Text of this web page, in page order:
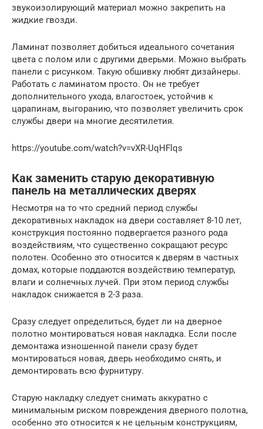
звукоизолирующий материал можно закрепить на
жидкие гвозди.
Ламинат позволяет добиться идеального сочетания
цвета с полом или с другими дверьми. Можно выбрать
панели с рисунком. Такую обшивку любят дизайнеры.
Работать с ламинатом просто. Он не требует
дополнительного ухода, влагостоек, устойчив к
царапинам, выгоранию, что позволяет увеличить срок
службы двери на многие десятилетия.
https://youtube.com/watch?v=vXR-UqHFlqs
Как заменить старую декоративную
панель на металлических дверях
Несмотря на то что средний период службы
декоративных накладок на двери составляет 8-10 лет,
конструкция постоянно подвергается разного рода
воздействиям, что существенно сокращают ресурс
полотен. Особенно это относится к дверям в частных
домах, которые поддаются воздействию температур,
влаги и солнечных лучей. При этом период службы
накладок снижается в 2-3 раза.
Сразу следует определиться, будет ли на дверное
полотно монтироваться новая накладка. Если после
демонтажа изношенной панели сразу будет
монтироваться новая, дверь необходимо снять, и
демонтировать всю фурнитуру.
Старую накладку следует снимать аккуратно с
минимальным риском повреждения дверного полотна,
особенно это относится к не цельным конструкциям,